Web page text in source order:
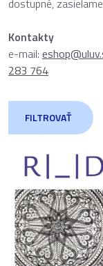
dostupné,
Kontakty
e-mail:
283 764
FILTROVAŤ